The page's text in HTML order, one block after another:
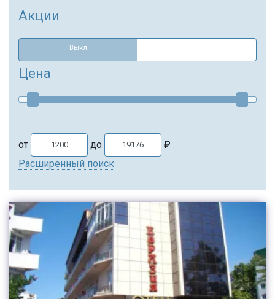
Акции
Выкл
Цена
от до
₽
Расширенный поиск